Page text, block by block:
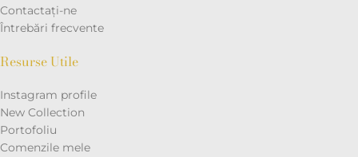
Contactaţi-ne
Întrebări frecvente
Resurse Utile
Instagram profile
New Collection
Portofoliu
Comenzile mele